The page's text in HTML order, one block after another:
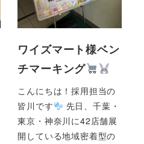
ワイズマート様ベン
チマーキング
こんにちは！採用担当の
皆川です
先日、千葉・
東京・神奈川に42店舗展
開している地域密着型の